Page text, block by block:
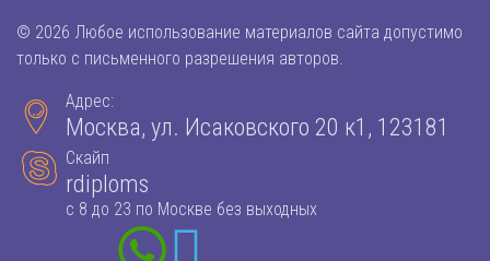
© 2026 Любое использование материалов сайта допустимо
только с письменного разрешения авторов.
Адрес:
Москва, ул. Исаковского 20 к1, 123181
Скайп
rdiploms
с 8 до 23 по Москве без выходных